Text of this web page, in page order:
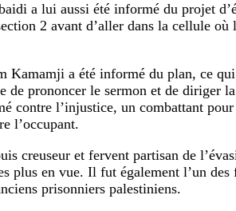
a lui aussi été informé du projet
2 avant d’aller dans la cellule
Kamamji a été informé du plan, ce
de prononcer le sermon et de diriger
contre l’injustice, un combattant
l’occupant.
creuseur et fervent partisan de
plus en vue. Il fut également l’un
prisonniers palestiniens.